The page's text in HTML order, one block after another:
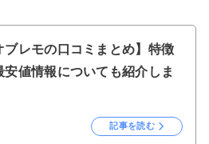
ブレモの口コミまとめ】特徴
安値情報についても紹介しま
記事を読む